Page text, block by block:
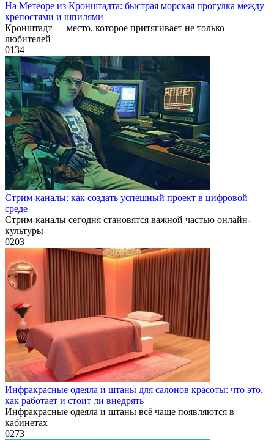
На Метеоре из Кронштадта: быстрая морская прогулка между
крепостями и шпилями
Кронштадт — место, которое притягивает не только
любителей
0134
Стрим-каналы: как создать успешный проект в цифровой
среде
Стрим-каналы сегодня становятся важной частью онлайн-
культуры
0203
Инфракрасные одеяла и штаны для салонов красоты: что это,
как работает и стоит ли внедрять
Инфракрасные одеяла и штаны всё чаще появляются в
кабинетах
0273